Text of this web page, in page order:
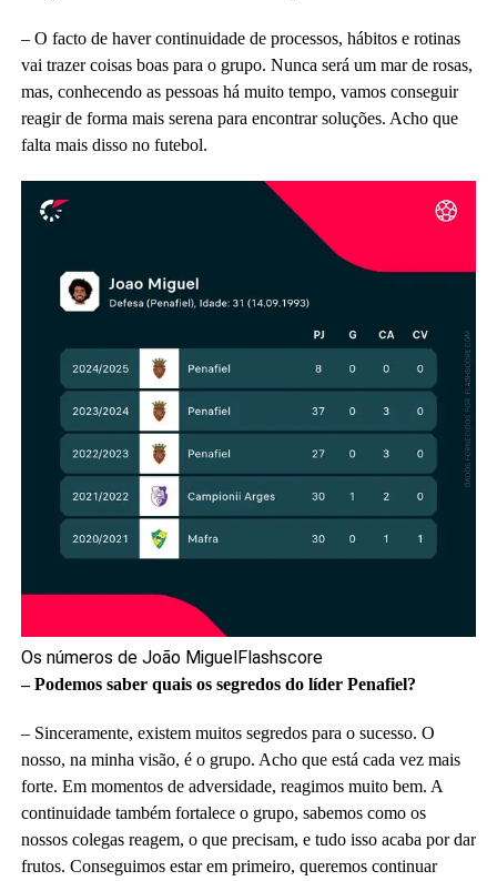
– O facto de haver continuidade de processos, hábitos e rotinas
vai trazer coisas boas para o grupo. Nunca será um mar de rosas,
mas, conhecendo as pessoas há muito tempo, vamos conseguir
reagir de forma mais serena para encontrar soluções. Acho que
falta mais disso no futebol.
Os números de João MiguelFlashscore
– Podemos saber quais os segredos do líder Penafiel?
– Sinceramente, existem muitos segredos para o sucesso. O
nosso, na minha visão, é o grupo. Acho que está cada vez mais
forte. Em momentos de adversidade, reagimos muito bem. A
continuidade também fortalece o grupo, sabemos como os
nossos colegas reagem, o que precisam, e tudo isso acaba por dar
frutos. Conseguimos estar em primeiro, queremos continuar